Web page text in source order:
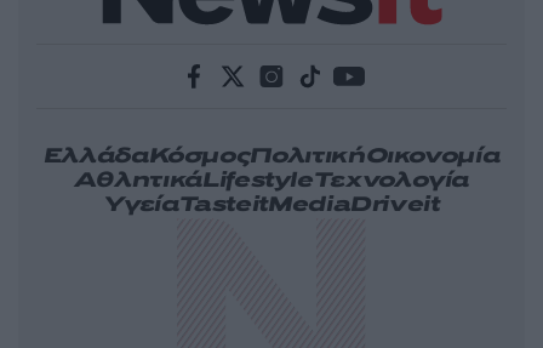
ΕλλάδαΚόσμοςΠολιτικήΟικονομία
ΑθλητικάLifestyleΤεχνολογία
ΥγείαTasteitMediaDriveit